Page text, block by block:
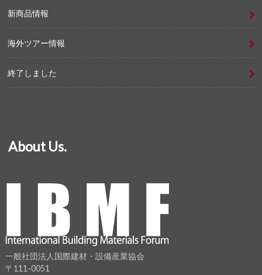
新商品情報
海外ツアー情報
終了しました
About Us.
一般社団法人国際建材・設備産業協会
〒111-0051